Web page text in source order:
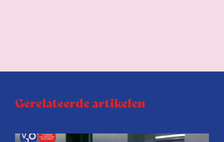
Gerelateerde artikelen